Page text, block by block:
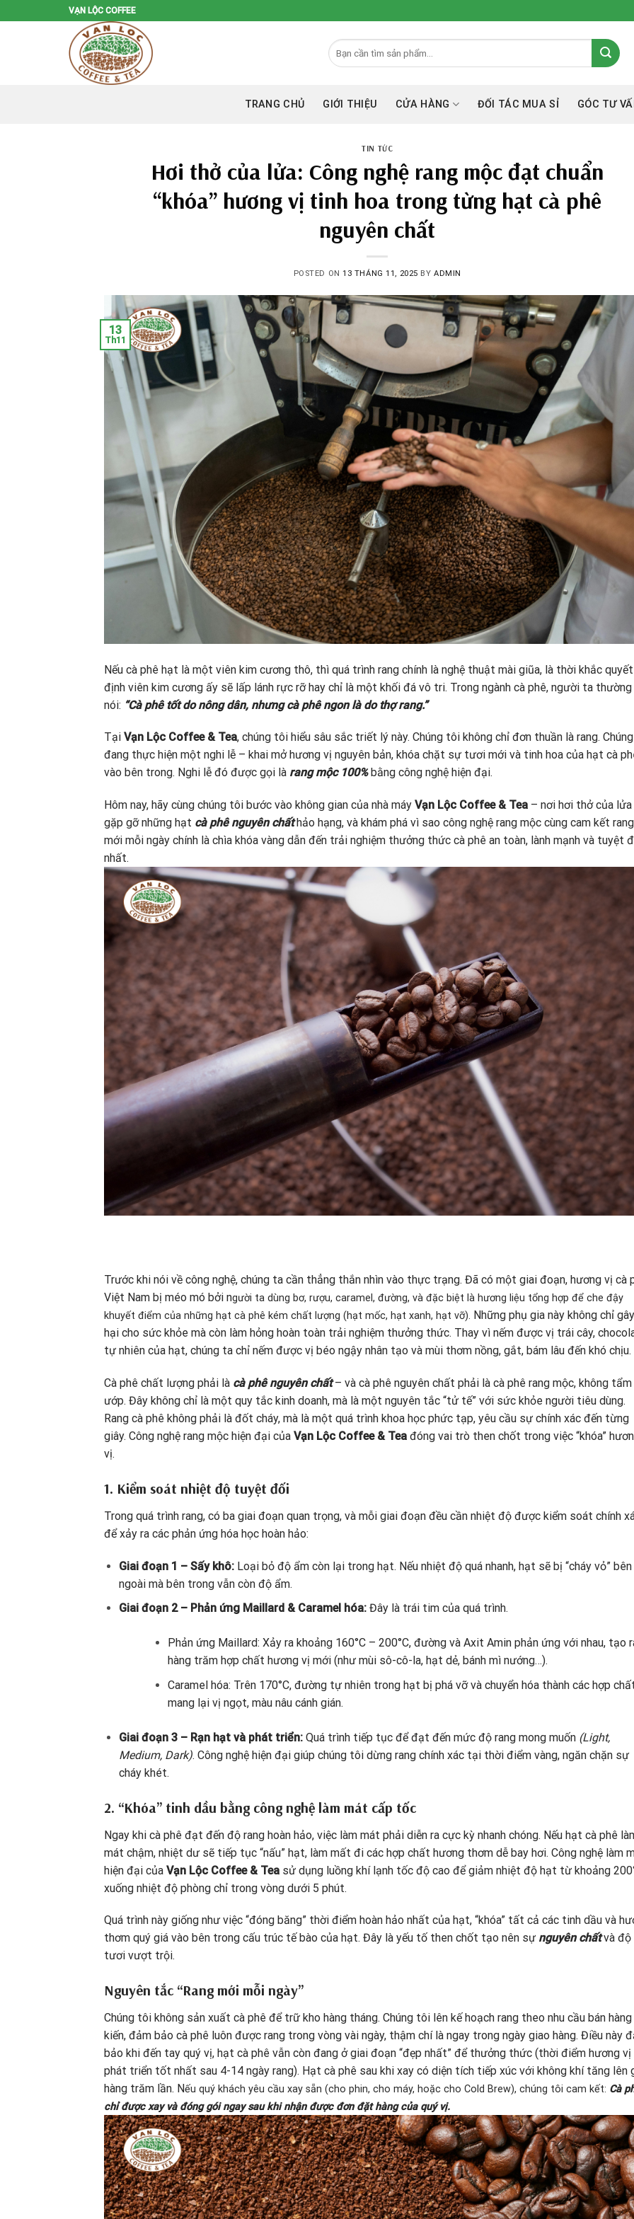
to
VẠN LỘC COFFEE
TRANG CHỦ GIỚI THIỆU CỬA HÀNG ĐỐI TÁC MUA SỈ GÓC TƯ
TIN TỨC
Hơi thở của lửa: Công nghệ rang mộc đạt chuẩn
“khóa” hương vị tinh hoa trong từng hạt cà phê
nguyên chất
POSTED ON13 THÁNG 11, 2025 BYADMIN
13
Th11
Nếu cà phê hạt là một viên kim cương thô, thì quá trình rang chính là nghệ thuật mài giũa, là thời khắc quyết
định viên kim cương ấy sẽ lấp lánh rực rỡ hay chỉ là một khối đá vô tri. Trong ngành cà phê, người ta thường
nói: “Cà phê tốt do nông dân, nhưng cà phê ngon là do thợ rang.”
Tại Vạn Lộc Coffee & Tea, chúng tôi hiểu sâu sắc triết lý này. Chúng tôi không chỉ đơn thuần là rang.
đang thực hiện một nghi lễ – khai mở hương vị nguyên bản, khóa chặt sự tươi mới và tinh hoa của hạt cà
vào bên trong. Nghi lễ đó được gọi là rang mộc 100%bằng công nghệ hiện đại.
Hôm nay, hãy cùng chúng tôi bước vào không gian của nhà máy Vạn Lộc Coffee & Tea – nơi hơi thở của lửa
gặp gỡ những hạt cà phê nguyên chấthảo hạng, và khám phá vì sao công nghệ rang mộc cùng cam kết rang
mới mỗi ngày chính là chìa khóa vàng dẫn đến trải nghiệm thưởng thức cà phê an toàn, lành mạnh và tuyệt
nhất.
Trước khi nói về công nghệ, chúng ta cần thẳng thắn nhìn vào thực trạng. Đã có một giai đoạn, hương vị cà
Việt Nam bị méo mó bởi người ta dùng bơ, rượu, caramel, đường, và đặc biệt là hương liệu tổng hợp để che đậy
khuyết điểm của những hạt cà phê kém chất lượng (hạt mốc, hạt xanh, hạt vỡ). Những phụ gia này không chỉ gây
hại cho sức khỏe mà còn làm hỏng hoàn toàn trải nghiệm thưởng thức. Thay vì nếm được vị trái cây,
tự nhiên của hạt, chúng ta chỉ nếm được vị béo ngậy nhân tạo và mùi thơm nồng, gắt, bám lâu đến khó chịu.
Cà phê chất lượng phải là cà phê nguyên chất– và cà phê nguyên chất phải là cà phê rang mộc, không tẩm
ướp. Đây không chỉ là một quy tắc kinh doanh, mà là một nguyên tắc “tử tế” với sức khỏe người tiêu dùng.
Rang cà phê không phải là đốt cháy, mà là một quá trình khoa học phức tạp, yêu cầu sự chính xác đến từng
giây. Công nghệ rang mộc hiện đại của Vạn Lộc Coffee & Tea đóng vai trò then chốt trong việc “khóa”
vị.
1. Kiểm soát nhiệt độ tuyệt đối
Trong quá trình rang, có ba giai đoạn quan trọng, và mỗi giai đoạn đều cần nhiệt độ được kiểm soát chính
để xảy ra các phản ứng hóa học hoàn hảo:
Giai đoạn 1 – Sấy khô:Loại bỏ độ ẩm còn lại trong hạt. Nếu nhiệt độ quá nhanh, hạt sẽ bị “cháy vỏ” bên
ngoài mà bên trong vẫn còn độ ẩm.
Giai đoạn 2 – Phản ứng Maillard & Caramel hóa:Đây là trái tim của quá trình.
Phản ứng Maillard: Xảy ra khoảng 160°C – 200°C, đường và Axit Amin phản ứng với nhau, tạo
hàng trăm hợp chất hương vị mới (như mùi sô-cô-la, hạt dẻ, bánh mì nướng…).
Caramel hóa: Trên 170°C, đường tự nhiên trong hạt bị phá vỡ và chuyển hóa thành các hợp
mang lại vị ngọt, màu nâu cánh gián.
Giai đoạn 3 – Rạn hạt và phát triển:Quá trình tiếp tục để đạt đến mức độ rang mong muốn (Light,
Medium, Dark). Công nghệ hiện đại giúp chúng tôi dừng rang chính xác tại thời điểm vàng, ngăn chặn sự
cháy khét.
2. “Khóa” tinh dầu bằng công nghệ làm mát cấp tốc
Ngay khi cà phê đạt đến độ rang hoàn hảo, việc làm mát phải diễn ra cực kỳ nhanh chóng. Nếu hạt cà phê
mát chậm, nhiệt dư sẽ tiếp tục “nấu” hạt, làm mất đi các hợp chất hương thơm dễ bay hơi. Công nghệ làm
hiện đại của Vạn Lộc Coffee & Tea sử dụng luồng khí lạnh tốc độ cao để giảm nhiệt độ hạt từ khoảng
xuống nhiệt độ phòng chỉ trong vòng dưới 5 phút.
Quá trình này giống như việc “đóng băng” thời điểm hoàn hảo nhất của hạt, “khóa” tất cả các tinh dầu và
thơm quý giá vào bên trong cấu trúc tế bào của hạt. Đây là yếu tố then chốt tạo nên sự nguyên chấtvà độ
tươi vượt trội.
Nguyên tắc “Rang mới mỗi ngày”
Chúng tôi không sản xuất cà phê để trữ kho hàng tháng. Chúng tôi lên kế hoạch rang theo nhu cầu bán
kiến, đảm bảo cà phê luôn được rang trong vòng vài ngày, thậm chí là ngay trong ngày giao hàng. Điều này
bảo khi đến tay quý vị, hạt cà phê vẫn còn đang ở giai đoạn “đẹp nhất” để thưởng thức (thời điểm hương vị
phát triển tốt nhất sau 4-14 ngày rang). Hạt cà phê sau khi xay có diện tích tiếp xúc với không khí tăng lên
hàng trăm lần. Nếu quý khách yêu cầu xay sẵn (cho phin, cho máy, hoặc cho Cold Brew), chúng tôi cam kết: Cà
chỉ được xay và đóng gói ngay sau khi nhận được đơn đặt hàng của quý vị.